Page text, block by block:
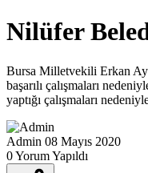
Nilüfer
Bursa Milletvekili Erkan
başarılı çalışmaları
yaptığı çalışmaları
Admin 08 Mayıs 2020
0 Yorum Yapıldı